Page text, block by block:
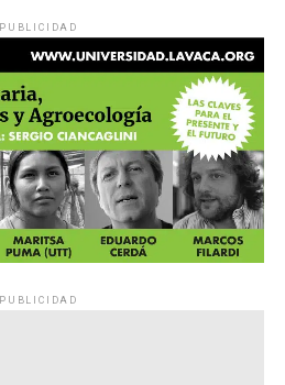
PUBLICIDAD
PUBLICIDAD